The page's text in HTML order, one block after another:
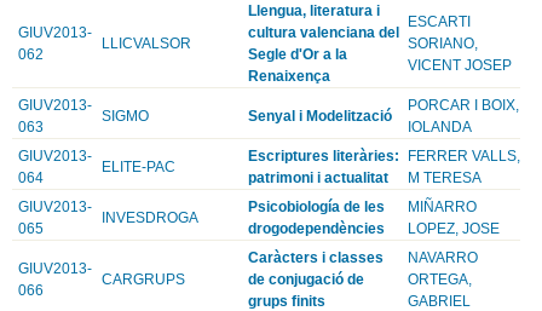
GIUV2013-
062
LLICVALSOR
Llengua, literatura i
cultura valenciana del
Segle d'Or a la
Renaixença
ESCARTI
SORIANO,
VICENT JOSEP
GIUV2013-
063
SIGMO Senyal i Modelització
PORCAR I BOIX,
IOLANDA
GIUV2013-
064
ELITE-PAC
Escriptures literàries:
patrimoni i actualitat
FERRER VALLS,
M TERESA
GIUV2013-
065
INVESDROGA
Psicobiología de les
drogodependències
MIÑARRO
LOPEZ, JOSE
GIUV2013-
066
CARGRUPS
Caràcters i classes
de conjugació de
grups finits
NAVARRO
ORTEGA,
GABRIEL